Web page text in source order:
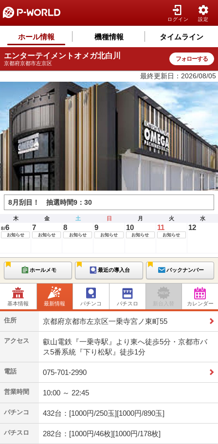
ログイン 設定
ホール情報 機種情報 タイムライン
エンターテイメントオメガ北白川
京都府京都市左京区
フォローする
最終更新日：2026/08/05
8月刮目！ 抽選時間9：30
木 金 土 日 月 火 水
8/6
お知らせ
7
お知らせ
8
お知らせ
9
お知らせ
10
お知らせ
11
お知らせ
12
ホールメモ 最近の導入台 バックナンバー
基本情報 最新情報 パチンコ パチスロ 新台入替 カレンダー
住所 京都府京都市左京区一乗寺宮ノ東町55
アクセス
叡山電鉄『一乗寺駅』より東へ徒歩5分・京都市バ
ス5番系統『下り松駅』徒歩1分
電話 075-701-2990
営業時間 10:00 ～ 22:45
パチンコ 432台：[1000円/250玉][1000円/890玉]
パチスロ 282台：[1000円/46枚][1000円/178枚]